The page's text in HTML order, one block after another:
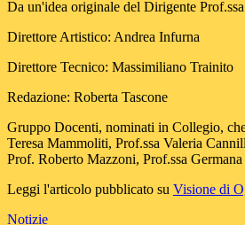
Da un'idea originale del Dirigente
Direttore Artistico: Andrea Infurna
Direttore Tecnico: Massimiliano Trainito
Redazione: Roberta Tascone
Gruppo Docenti, nominati in Collegio,
Teresa Mammoliti, Prof.ssa Valeria
Prof. Roberto Mazzoni, Prof.ssa
Leggi l'articolo pubblicato su Visione di
Notizie